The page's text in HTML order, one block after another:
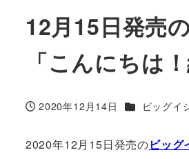
12月15日発売
「こんにちは
投稿日
2020年12月14日 カテゴリー
ビッグイ
2020年12月15日発売のビッグ